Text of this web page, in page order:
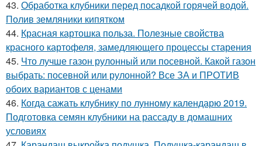
43. Обработка клубники перед посадкой горячей водой.
Полив земляники кипятком
44. Красная картошка польза. Полезные свойства
красного картофеля, замедляющего процессы старения
45. Что лучше газон рулонный или посевной. Какой газон
выбрать: посевной или рулонной? Все ЗА и ПРОТИВ
обоих вариантов с ценами
46. Когда сажать клубнику по лунному календарю 2019.
Подготовка семян клубники на рассаду в домашних
условиях